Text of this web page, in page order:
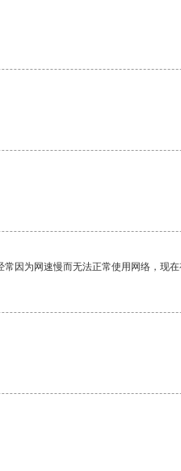
因为网速慢而无法正常使用网络，现在